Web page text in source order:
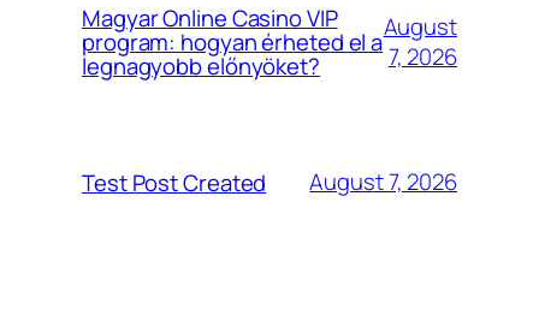
Magyar Online Casino VIP
program: hogyan érheted el a
legnagyobb előnyöket?
August
7, 2026
Test Post Created August 7, 2026